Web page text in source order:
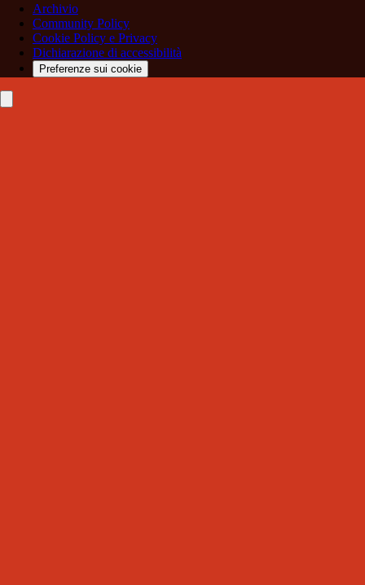
Archivio
Community Policy
Cookie Policy e Privacy
Dichiarazione di accessibilità
Preferenze sui cookie